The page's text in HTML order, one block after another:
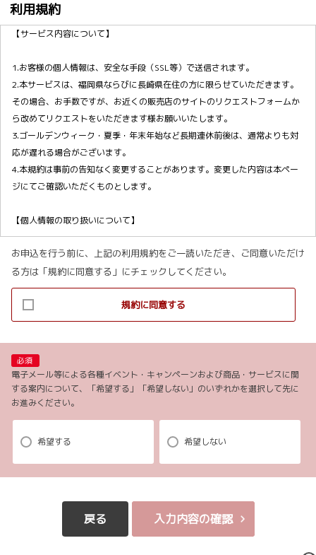
利用規約
【サービス内容について】
1.お客様の個人情報は、安全な手段（SSL等）で送信されます。
2.本サービスは、福岡県ならびに長崎県在住の方に限らせていただきます。
その場合、お手数ですが、お近くの販売店のサイトのリクエストフォームか
ら改めてリクエストをいただきます様お願いいたします。
3.ゴールデンウィーク・夏季・年末年始など長期連休前後は、通常よりも対
応が遅れる場合がございます。
4.本規約は事前の告知なく変更することがあります。変更した内容は本ペー
ジにてご確認いただくものとします。
【個人情報の取り扱いについて】
1.当社ホームページ上に掲示する「プライバシー・ポリシー」に基づき、適
切に取り扱うものとします。
2.当社が取得したお客様の個人情報（本リクエストフォームよりご入力いた
だいた氏名、住所、電話番号、メールアドレスを含む本リクエストの内容、
当ウェブサイトの閲覧情報）は、以下の目的で利用させていただきます。
ため。
(2)本リクエストに関するお問い合わせやご要望に対し適切に対応をするた
め。
(3)当社が取り扱う商品・サービスに関する営業上のご案内や提案または各種
イベント・キャンペーン等についてご案内するため。（お客様の個人情報を
分析した上で、お客様のライフステージ、ご趣味や嗜好に応じたご案内・ご
ご案内・ご提案致します。）
の方法により実施し、アンケート調査を含みます。）
お申込を行う前に、上記の利用規約をご一読いただき、ご同意いただけ
る方は「規約に同意する」にチェックしてください。
規約に同意する
必須
電子メール等による各種イベント・キャンペーンおよび商品・サービスに関
する案内について、「希望する」「希望しない」のいずれかを選択して先に
お進みください。
希望する 希望しない
戻る 入力内容の確認